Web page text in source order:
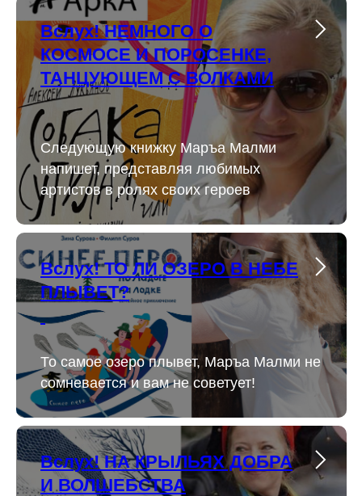
Вслух! НЕМНОГО О
КОСМОСЕ И ПОРОСЕНКЕ,
ТАНЦУЮЩЕМ С ВОЛКАМИ
Следующую книжку Маръа Малми
напишет, представляя любимых
артистов в ролях своих героев
Вслух! ТО ЛИ ОЗЕРО В НЕБЕ
ПЛЫВЕТ?
То самое озеро плывет, Маръа Малми не
сомневается и вам не советует!
Вслух! НА КРЫЛЬЯХ ДОБРА
И ВОЛШЕБСТВА